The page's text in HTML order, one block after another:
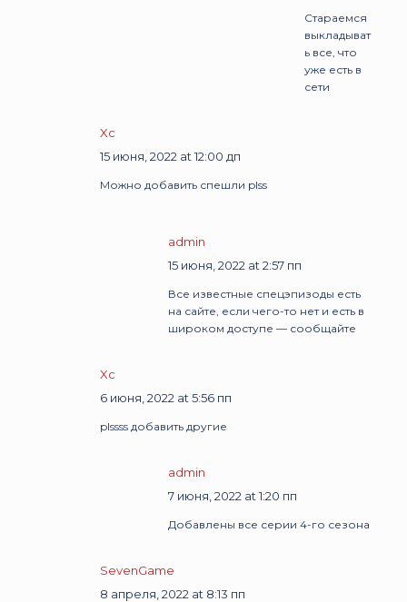
Стараемся
выкладыват
ь все, что
уже есть в
сети
Xc
15 июня, 2022 at 12:00 дп
Можно добавить спешли plss
admin
15 июня, 2022 at 2:57 пп
Все известные спецэпизоды есть
на сайте, если чего-то нет и есть в
широком доступе — сообщайте
Xc
6 июня, 2022 at 5:56 пп
plssss добавить другие
admin
7 июня, 2022 at 1:20 пп
Добавлены все серии 4-го сезона
SevenGame
8 апреля, 2022 at 8:13 пп